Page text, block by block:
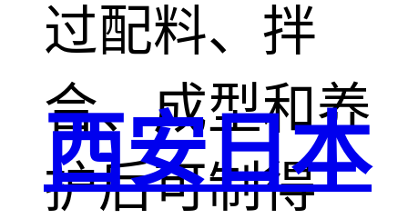
过配料、拌
合、成型和养
护后可制得
西安日本